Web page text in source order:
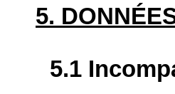
5.
5.1